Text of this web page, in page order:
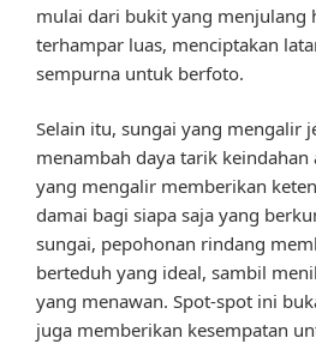
mulai dari bukit yang menjulang
terhampar luas, menciptakan
sempurna untuk berfoto.
Selain itu, sungai yang mengalir
menambah daya tarik keindahan
yang mengalir memberikan
damai bagi siapa saja yang
sungai, pepohonan rindang
berteduh yang ideal, sambil
yang menawan. Spot-spot ini
juga memberikan kesempatan